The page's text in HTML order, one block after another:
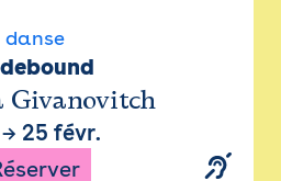
danse
Givanovitch
25 févr.